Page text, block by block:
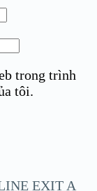
trong trình
tôi.